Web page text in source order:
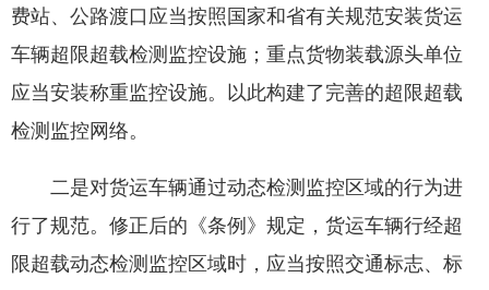
费站、公路渡口应当按照国家和省有关规范安装货运
车辆超限超载检测监控设施；重点货物装载源头单位
应当安装称重监控设施。以此构建了完善的超限超载
检测监控网络。
二是对货运车辆通过动态检测监控区域的行为进
行了规范。修正后的《条例》规定，货运车辆行经超
限超载动态检测监控区域时，应当按照交通标志、标